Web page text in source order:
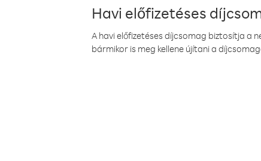
Havi előfizetéses
A havi előfizetéses díjcsomag biztosítja a
bármikor is meg kellene újítani a